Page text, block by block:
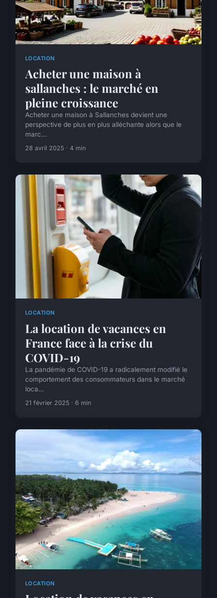
LOCATION
Acheter une maison à
sallanches : le marché en
pleine croissance
Acheter une maison à Sallanches devient une
perspective de plus en plus alléchante alors que le
marc...
28 avril 2025 · 4 min
LOCATION
La location de vacances en
France face à la crise du
COVID-19
La pandémie de COVID-19 a radicalement modifié le
comportement des consommateurs dans le marché
loca...
21 février 2025 · 6 min
LOCATION